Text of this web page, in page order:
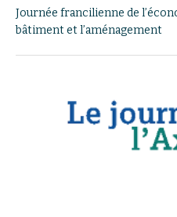
Journée francilienne de
bâtiment et l’aménagement